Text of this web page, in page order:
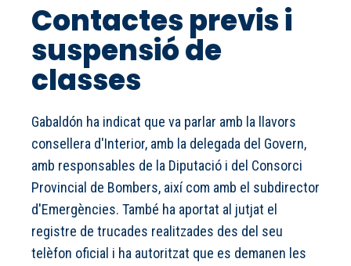
Contactes previs i
suspensió de
classes
Gabaldón ha indicat que va parlar amb la llavors
consellera d'Interior, amb la delegada del Govern,
amb responsables de la Diputació i del Consorci
Provincial de Bombers, així com amb el subdirector
d'Emergències. També ha aportat al jutjat el
registre de trucades realitzades des del seu
telèfon oficial i ha autoritzat que es demanen les